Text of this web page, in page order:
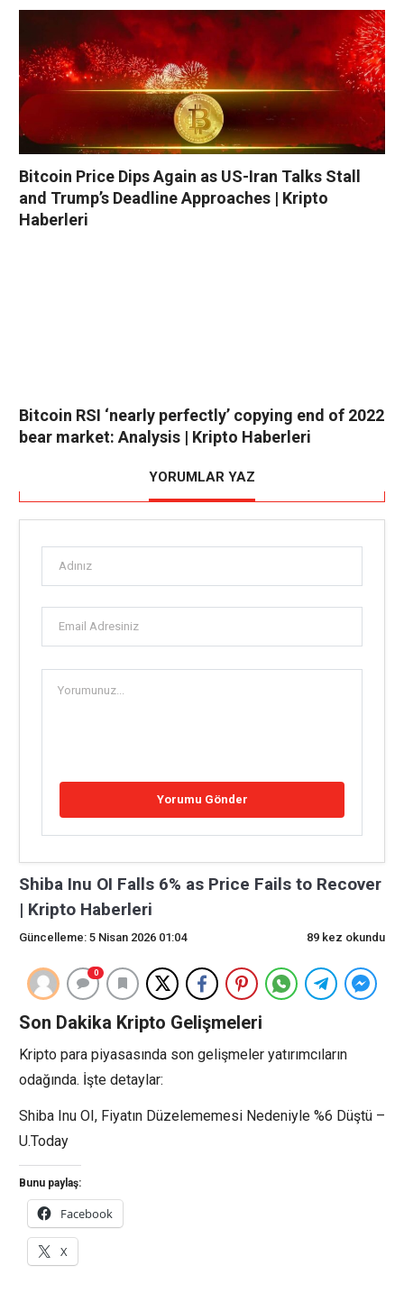
Bitcoin Price Dips Again as US-Iran Talks Stall
and Trump’s Deadline Approaches | Kripto
Haberleri
Bitcoin RSI ‘nearly perfectly’ copying end of 2022
bear market: Analysis | Kripto Haberleri
YORUMLAR YAZ
Shiba Inu OI Falls 6% as Price Fails to Recover
| Kripto Haberleri
Güncelleme: 5 Nisan 2026 01:04 89 kez okundu
0
Son Dakika Kripto Gelişmeleri
Kripto para piyasasında son gelişmeler yatırımcıların
odağında. İşte detaylar:
Shiba Inu OI, Fiyatın Düzelememesi Nedeniyle %6 Düştü –
U.Today
Bunu paylaş:
Facebook
X